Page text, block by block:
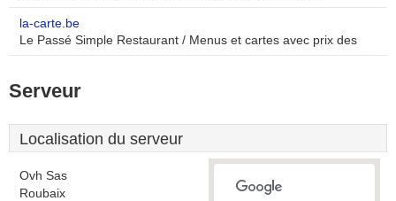
la-carte.be
Le Passé Simple Restaurant / Menus et cartes avec prix des
Serveur
Localisation du serveur
Ovh Sas
Roubaix